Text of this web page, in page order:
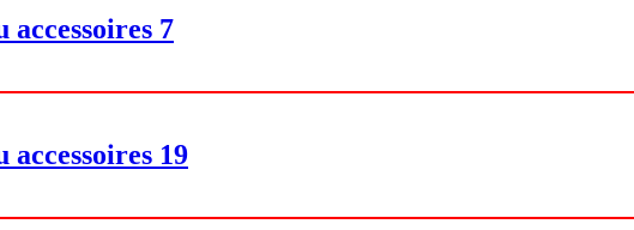
accessoires 7
accessoires 19